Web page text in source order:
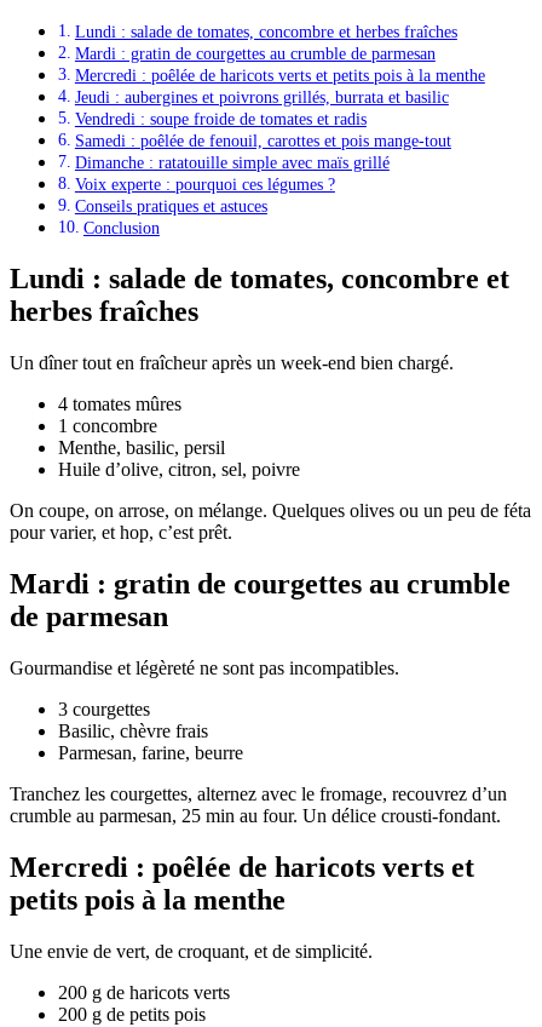
Lundi : salade de tomates, concombre et herbes fraîches
Mardi : gratin de courgettes au crumble de parmesan
Mercredi : poêlée de haricots verts et petits pois à la menthe
Jeudi : aubergines et poivrons grillés, burrata et basilic
Vendredi : soupe froide de tomates et radis
Samedi : poêlée de fenouil, carottes et pois mange-tout
Dimanche : ratatouille simple avec maïs grillé
Voix experte : pourquoi ces légumes ?
Conseils pratiques et astuces
Conclusion
Lundi : salade de tomates, concombre et
herbes fraîches
Un dîner tout en fraîcheur après un week-end bien chargé.
4 tomates mûres
1 concombre
Menthe, basilic, persil
Huile d’olive, citron, sel, poivre
On coupe, on arrose, on mélange. Quelques olives ou un peu de féta
pour varier, et hop, c’est prêt.
Mardi : gratin de courgettes au crumble
de parmesan
Gourmandise et légèreté ne sont pas incompatibles.
3 courgettes
Basilic, chèvre frais
Parmesan, farine, beurre
Tranchez les courgettes, alternez avec le fromage, recouvrez d’un
crumble au parmesan, 25 min au four. Un délice crousti-fondant.
Mercredi : poêlée de haricots verts et
petits pois à la menthe
Une envie de vert, de croquant, et de simplicité.
200 g de haricots verts
200 g de petits pois